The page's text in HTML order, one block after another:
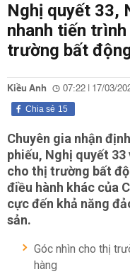
Nghị quyết 33,
nhanh tiến
trường bất
Kiều Anh 07:22 | 17/03/
15
Chia sẻ
Chuyên gia nhận
phiếu, Nghị quyết
cho thị trường bất
điều hành khác của
cực đến khả năng
sản.
Góc nhìn cho thị
hàng